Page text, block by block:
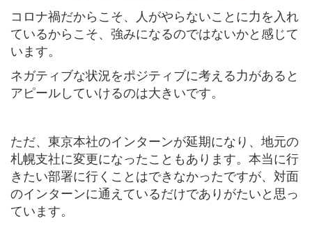
コロナ禍だからこそ、人がやらないことに力を入れ
ているからこそ、強みになるのではないかと感じて
います。
ネガティブな状況をポジティブに考える力があると
アピールしていけるのは大きいです。
ただ、東京本社のインターンが延期になり、地元の
札幌支社に変更になったこともあります。本当に行
きたい部署に行くことはできなかったですが、対面
のインターンに通えているだけでありがたいと思っ
ています。